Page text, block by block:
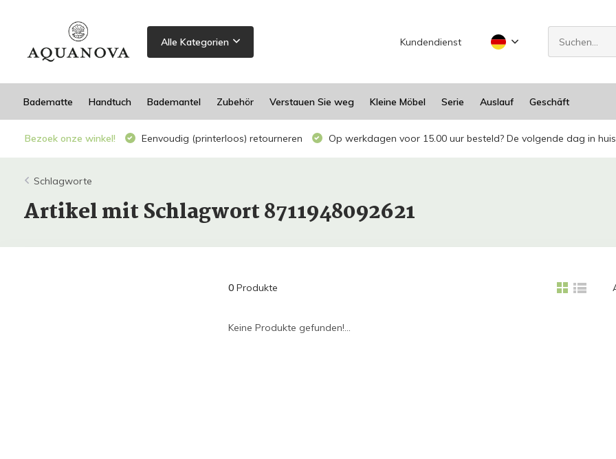
Alle Kategorien Kundendienst
Badematte Handtuch Bademantel Zubehör Verstauen Sie weg Kleine Möbel Serie Auslauf Geschäft
Bezoek onze winkel! Eenvoudig (printerloos) retourneren Op werkdagen voor 15.00 uur besteld? De volgende dag in
Schlagworte
Artikel mit Schlagwort 8711948092621
0Produkte
Keine Produkte gefunden!...